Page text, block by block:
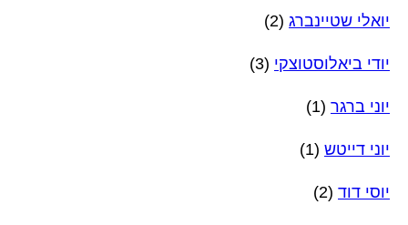
יואלי שטיינברג (2)
יודי ביאלוסטוצקי (3)
יוני ברגר (1)
יוני דייטש (1)
יוסי דוד (2)